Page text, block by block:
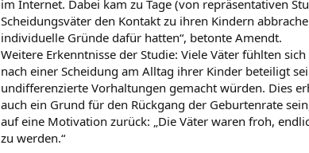
im Internet. Dabei kam zu Tage (von repräsentativen
Scheidungsväter den Kontakt zu ihren Kindern
individuelle Gründe dafür hatten“, betonte Amendt.
Weitere Erkenntnisse der Studie: Viele Väter fühlten
nach einer Scheidung am Alltag ihrer Kinder beteiligt
undifferenzierte Vorhaltungen gemacht würden. Dies
auch ein Grund für den Rückgang der Geburtenrate
auf eine Motivation zurück: „Die Väter waren froh,
zu werden.“